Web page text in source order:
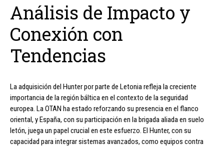
Análisis de Impacto y
Conexión con
Tendencias
La adquisición del Hunter por parte de Letonia refleja la creciente
importancia de la región báltica en el contexto de la seguridad
europea. La OTAN ha estado reforzando su presencia en el flanco
oriental, y España, con su participación en la brigada aliada en suelo
letón, juega un papel crucial en este esfuerzo. El Hunter, con su
capacidad para integrar sistemas avanzados, como equipos contra